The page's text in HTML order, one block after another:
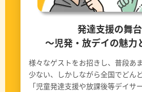
発達支援の舞
〜児発・放デイの魅力
様々なゲストをお招きし、普段あ
少ない、しかしながら全国でどん
「児童発達支援や放課後等デイサ